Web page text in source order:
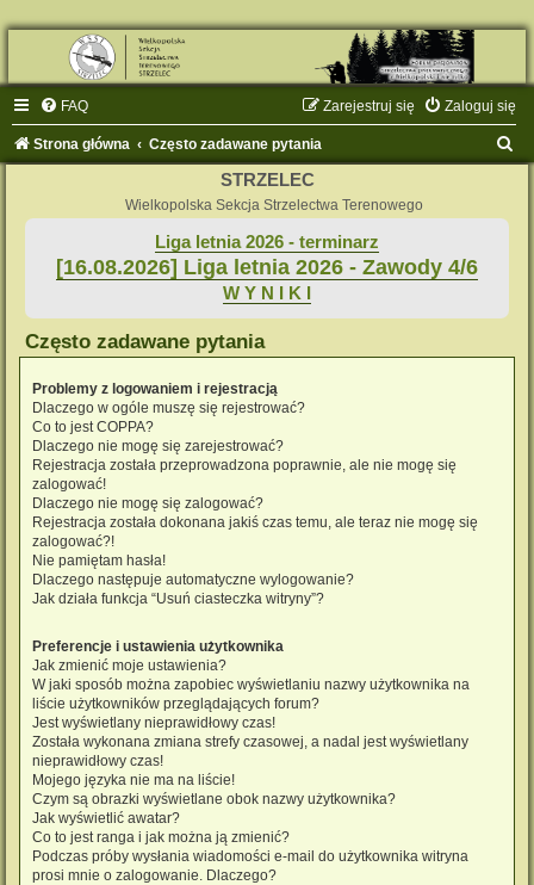
FAQ Zaloguj się
Zarejestruj się
Strona główna Często zadawane pytania
STRZELEC
Wielkopolska Sekcja Strzelectwa Terenowego
Liga letnia 2026 - terminarz
[16.08.2026] Liga letnia 2026 - Zawody 4/6
W Y N I K I
Często zadawane pytania
Problemy z logowaniem i rejestracją
Dlaczego w ogóle muszę się rejestrować?
Co to jest COPPA?
Dlaczego nie mogę się zarejestrować?
Rejestracja została przeprowadzona poprawnie, ale nie mogę się
zalogować!
Dlaczego nie mogę się zalogować?
Rejestracja została dokonana jakiś czas temu, ale teraz nie mogę się
zalogować?!
Nie pamiętam hasła!
Dlaczego następuje automatyczne wylogowanie?
Jak działa funkcja “Usuń ciasteczka witryny”?
Preferencje i ustawienia użytkownika
Jak zmienić moje ustawienia?
W jaki sposób można zapobiec wyświetlaniu nazwy użytkownika na
liście użytkowników przeglądających forum?
Jest wyświetlany nieprawidłowy czas!
Została wykonana zmiana strefy czasowej, a nadal jest wyświetlany
nieprawidłowy czas!
Mojego języka nie ma na liście!
Czym są obrazki wyświetlane obok nazwy użytkownika?
Jak wyświetlić awatar?
Co to jest ranga i jak można ją zmienić?
Podczas próby wysłania wiadomości e-mail do użytkownika witryna
prosi mnie o zalogowanie. Dlaczego?